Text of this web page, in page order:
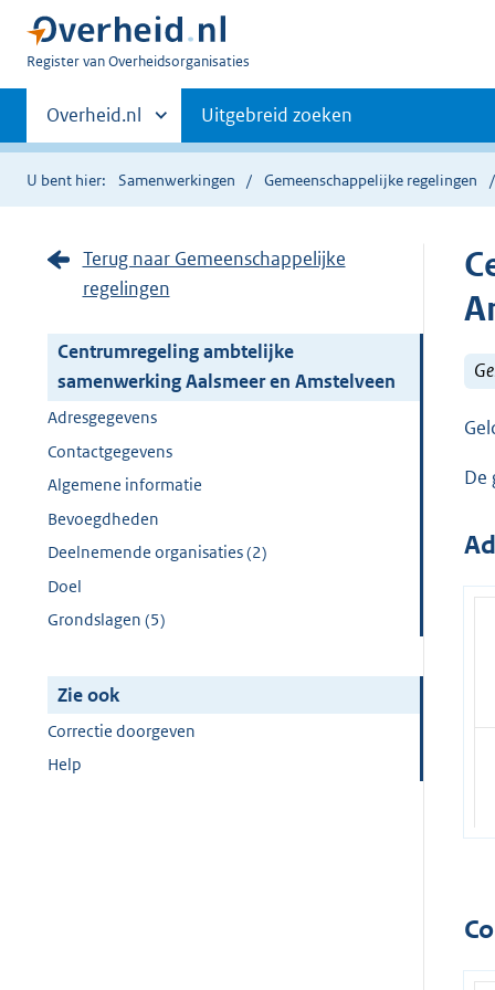
U
Register van Overheidsorganisaties
Primaire
navigatie
Andere
sites
binnen
Overheid.nl Uitgebreid zoeken
U bent hier: Samenwerkingen Gemeenschappelijke regelingen
Terug naar Gemeenschappelijke
regelingen
Centrumregeling ambtelijke
samenwerking Aalsmeer en Amstelveen
Adresgegevens
Contactgegevens
Algemene informatie
Bevoegdheden
Deelnemende organisaties (2)
Doel
Grondslagen (5)
Zie ook
Correctie doorgeven
Help
De